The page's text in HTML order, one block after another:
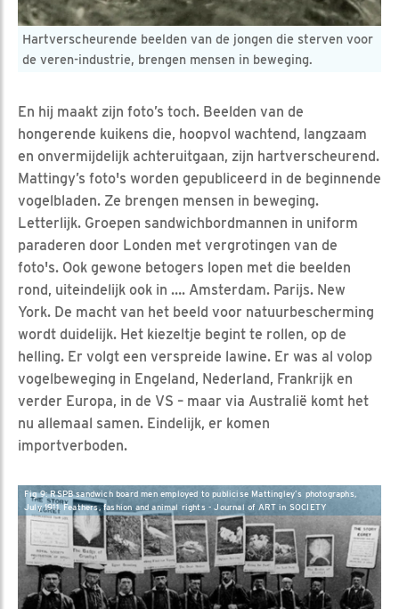
Hartverscheurende beelden van de jongen die sterven voor
de veren-industrie, brengen mensen in beweging.
En hij maakt zijn foto’s toch. Beelden van de
hongerende kuikens die, hoopvol wachtend, langzaam
en onvermijdelijk achteruitgaan, zijn hartverscheurend.
Mattingy’s foto's worden gepubliceerd in de beginnende
vogelbladen. Ze brengen mensen in beweging.
Letterlijk. Groepen sandwichbordmannen in uniform
paraderen door Londen met vergrotingen van de
foto's. Ook gewone betogers lopen met die beelden
rond, uiteindelijk ook in …. Amsterdam. Parijs. New
York. De macht van het beeld voor natuurbescherming
wordt duidelijk. Het kiezeltje begint te rollen, op de
helling. Er volgt een verspreide lawine. Er was al volop
vogelbeweging in Engeland, Nederland, Frankrijk en
verder Europa, in de VS – maar via Australië komt het
nu allemaal samen. Eindelijk, er komen
importverboden.
Fig 9: RSPB sandwich board men employed to publicise Mattingley’s photographs,
July 1911. Feathers, fashion and animal rights - Journal of ART in SOCIETY